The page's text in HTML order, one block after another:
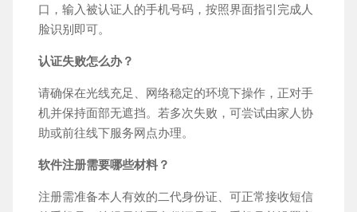
口，输入被认证人的手机号码，按照界面指引完成人
脸识别即可。
认证失败怎么办？
请确保在光线充足、网络稳定的环境下操作，正对手
机并保持面部无遮挡。若多次失败，可尝试由家人协
助或前往线下服务网点办理。
软件注册需要哪些材料？
注册需准备本人有效的二代身份证、可正常接收短信